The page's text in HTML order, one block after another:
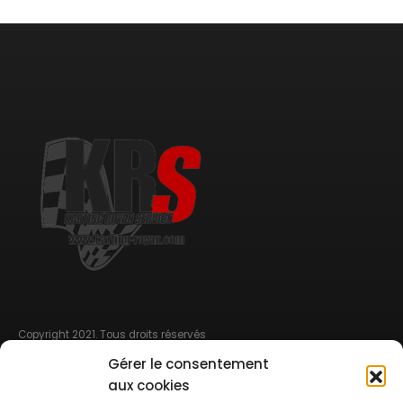
Gérer le consentement
aux cookies
Copyright 2021. Tous droits réservés
MENU DE NAVIGATION